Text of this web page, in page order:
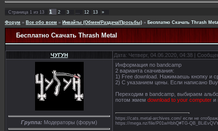
Страница 1 из 13 1 2 3 12 13 »
Форум » Все обо всем » Инвайты (Обмен/Раздача/Просьбы) » Бесплатно Скачать Thrash
Бесплатно Скачать Thrash Metal
ЧУГУН Дата: Четверг, 04.06.2020, 04:38 |
Группа: Модераторы (форум)
Информация по bandcamp
2 варианта скачивания:
1) Free download. Нажимаешь кнопку и
2) С указанием цены. Если написано
Переходим в bandcamp, выбираем
потом жмем download to your computer и
https://cats.metal-archives.com/ если не
https://mega.nz/file/P01wHbhQ#TG-